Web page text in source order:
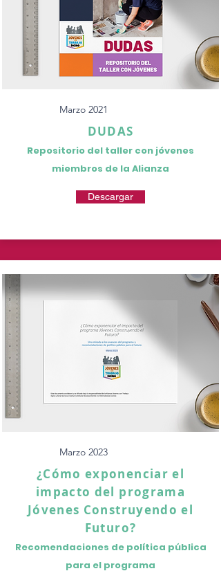
Marzo 2021
DUDAS
Repositorio del taller con jóvenes
miembros de la Alianza
Descargar
Marzo 2023
¿Cómo exponenciar el
impacto del programa
Jóvenes Construyendo el
Futuro?
Recomendaciones de política pública
para el programa